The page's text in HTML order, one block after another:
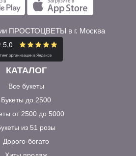
ПРОСТОЦВЕТЫ в г. Москва
КАТАЛОГ
Все букеты
Букеты до 2500
от 2500 до 5000
из 51 розы
Дорого-богато